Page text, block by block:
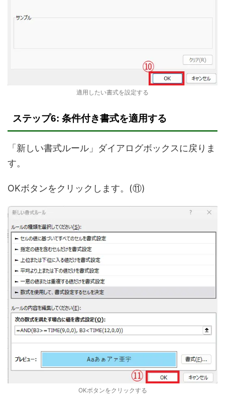
適用したい書式を設定する
ステップ6: 条件付き書式を適用する
「新しい書式ルール」ダイアログボックスに戻りま
す。
OKボタンをクリックします。(⑪)
OKボタンをクリックする